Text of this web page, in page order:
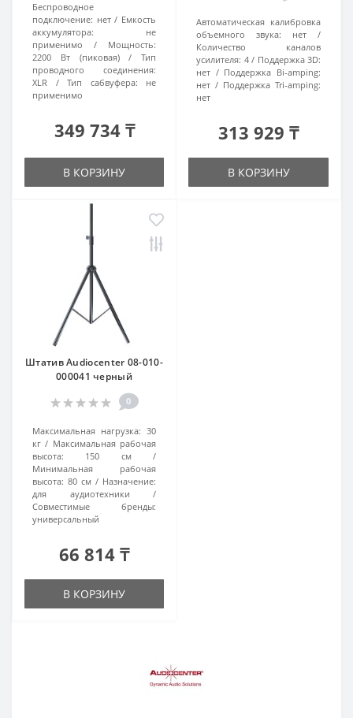
Беспроводное
подключение: нет
Емкость
аккумулятора:
не
применимо
Мощность:
2200 Вт (пиковая)
Тип
проводного соединения:
XLR
Тип сабвуфера:
не
применимо
349 734 ₸
В КОРЗИНУ
Автоматическая калибровка
объемного звука:
нет
Количество каналов
усилителя: 4
Поддержка 3D:
нет
Поддержка Bi-amping:
нет
Поддержка Tri-amping:
нет
313 929 ₸
В КОРЗИНУ
Штатив Audiocenter 08-010-
000041 черный
0
Максимальная нагрузка: 30
кг
Максимальная рабочая
высота:
150 см
Минимальная рабочая
высота: 80 см
Назначение:
для аудиотехники
Совместимые бренды:
универсальный
66 814 ₸
В КОРЗИНУ